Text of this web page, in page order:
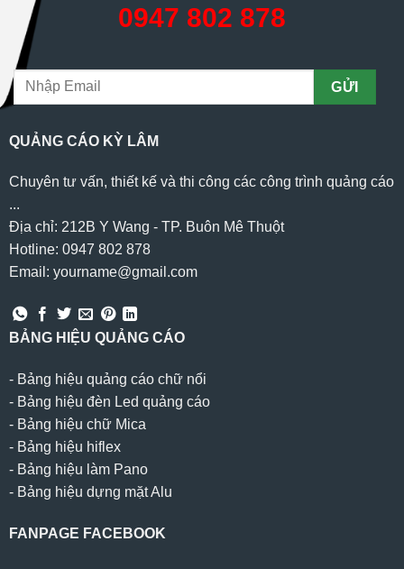
0947 802 878
QUẢNG CÁO KỲ LÂM
Chuyên tư vấn, thiết kế và thi công các công trình quảng cáo
...
Địa chỉ: 212B Y Wang - TP. Buôn Mê Thuột
Hotline: 0947 802 878
Email: yourname@gmail.com
BẢNG HIỆU QUẢNG CÁO
- Bảng hiệu quảng cáo chữ nổi
- Bảng hiệu đèn Led quảng cáo
- Bảng hiệu chữ Mica
- Bảng hiệu hiflex
- Bảng hiệu làm Pano
- Bảng hiệu dựng mặt Alu
FANPAGE FACEBOOK